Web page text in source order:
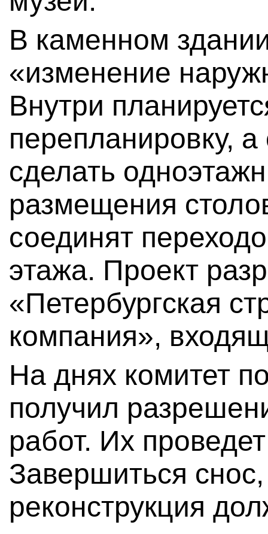
В каменном
«изменение
Внутри
перепланировку,
сделать
размещения
соединят
этажа. Проект
«Петербургская
компания»,
На днях комитет
получил
работ. Их
Завершиться
реконструкция